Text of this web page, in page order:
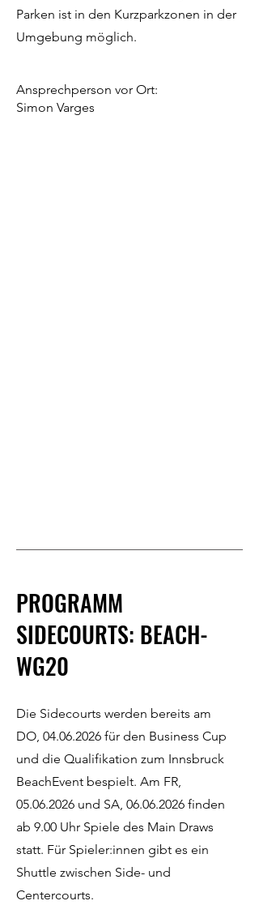
Parken ist in den Kurzparkzonen in der
Umgebung möglich.
Ansprechperson vor Ort:
Simon Varges
PROGRAMM
SIDECOURTS: BEACH-
WG20
Die Sidecourts werden bereits am
DO, 04.06.2026 für den Business Cup
und die Qualifikation zum Innsbruck
BeachEvent bespielt. Am FR,
05.06.2026 und SA, 06.06.2026 finden
ab 9.00 Uhr Spiele des Main Draws
statt. Für Spieler:innen gibt es ein
Shuttle zwischen Side- und
Centercourts.